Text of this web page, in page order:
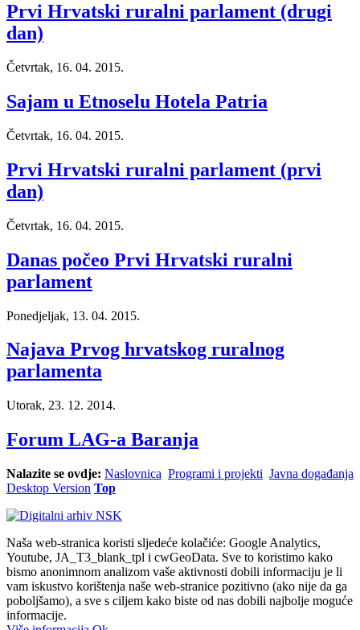
Prvi Hrvatski ruralni parlament (drugi
dan)
Četvrtak, 16. 04. 2015.
Sajam u Etnoselu Hotela Patria
Četvrtak, 16. 04. 2015.
Prvi Hrvatski ruralni parlament (prvi
dan)
Četvrtak, 16. 04. 2015.
Danas počeo Prvi Hrvatski ruralni
parlament
Ponedjeljak, 13. 04. 2015.
Najava Prvog hrvatskog ruralnog
parlamenta
Utorak, 23. 12. 2014.
Forum LAG-a Baranja
Nalazite se ovdje: Naslovnica Programi i projekti Javna događanja
Desktop Version Top
Naša web-stranica koristi sljedeće kolačiće: Google Analytics,
Youtube, JA_T3_blank_tpl i cwGeoData. Sve to koristimo kako
bismo anonimnom analizom vaše aktivnosti dobili informaciju je li
vam iskustvo korištenja naše web-stranice pozitivno (ako nije da ga
poboljšamo), a sve s ciljem kako biste od nas dobili najbolje moguće
informacije.